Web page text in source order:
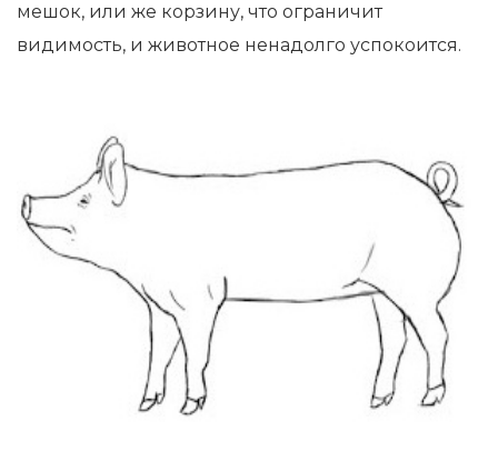
мешок, или же корзину, что ограничит
видимость, и животное ненадолго успокоится.